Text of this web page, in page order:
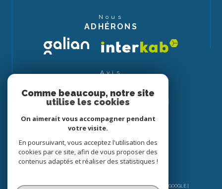
Nous
ADHÉRONS
Avis
© 2026 | TOUS DROITS RÉSERVÉS | TRADUCTION POWERED BY GOOGLE |
Comme beaucoup, notre site
utilise les cookies
On aimerait vous accompagner pendant
votre visite.
En poursuivant, vous acceptez l'utilisation des
cookies par ce site, afin de vous proposer des
contenus adaptés et réaliser des statistiques !